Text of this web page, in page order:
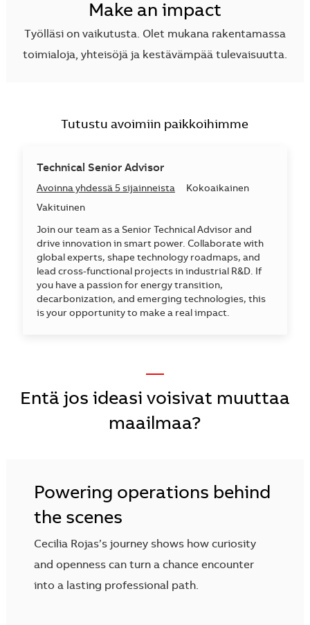
Make an impact
Työlläsi on vaikutusta. Olet mukana rakentamassa
toimialoja, yhteisöjä ja kestävämpää tulevaisuutta.
Tutustu avoimiin paikkoihimme
Technical Senior Advisor
Avoinna yhdessä 5 sijainneista
Kokoaikainen
Vakituinen
Join our team as a Senior Technical Advisor and
drive innovation in smart power. Collaborate with
global experts, shape technology roadmaps, and
lead cross-functional projects in industrial R&D. If
you have a passion for energy transition,
decarbonization, and emerging technologies, this
is your opportunity to make a real impact.
—
Entä jos ideasi voisivat muuttaa
maailmaa?
Powering operations behind
the scenes
Cecilia Rojas’s journey shows how curiosity
and openness can turn a chance encounter
into a lasting professional path.